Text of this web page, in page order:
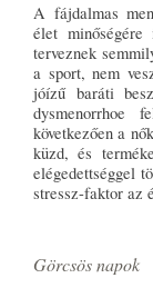
A fájdalmas
élet
terveznek
a sport, nem
jóízű baráti
dysmenorrhoe
következően a
küzd, és
elégedettséggel
stressz-faktor az
Görcsös napok